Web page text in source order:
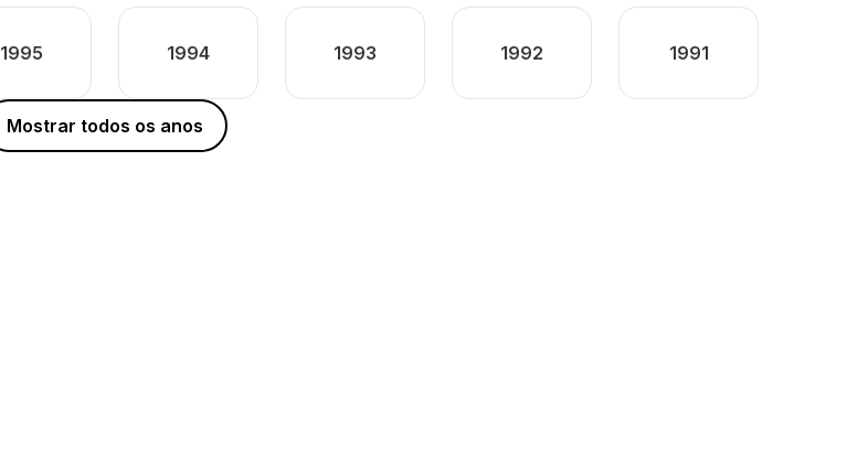
1995 1994 1993 1992 1991
Mostrar todos os anos